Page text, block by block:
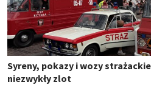
Syreny, pokazy i wozy
niezwykły zlot